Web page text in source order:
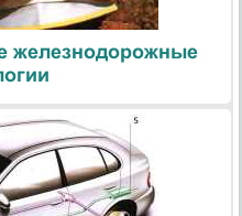
железнодорожные